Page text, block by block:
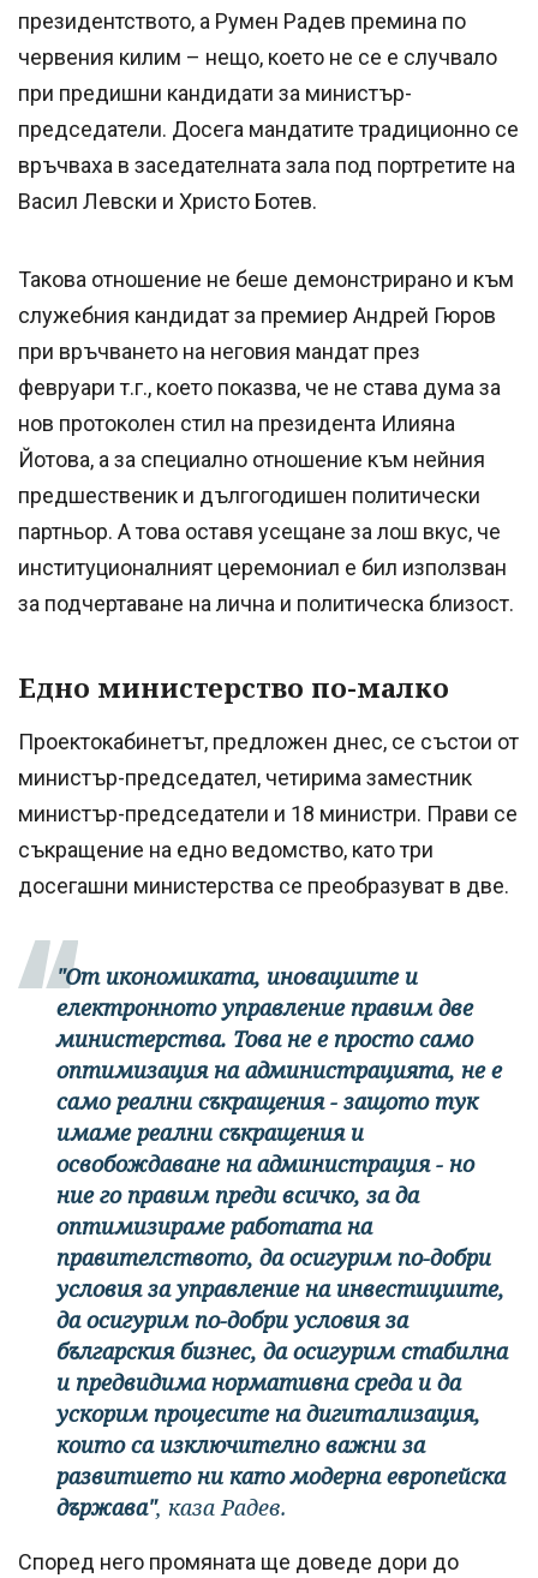
президентството, а Румен Радев премина по
червения килим – нещо, което не се е случвало
при предишни кандидати за министър-
председатели. Досега мандатите традиционно се
връчваха в заседателната зала под портретите на
Васил Левски и Христо Ботев.
Такова отношение не беше демонстрирано и към
служебния кандидат за премиер Андрей Гюров
при връчването на неговия мандат през
февруари т.г., което показва, че не става дума за
нов протоколен стил на президента Илияна
Йотова, а за специално отношение към нейния
предшественик и дългогодишен политически
партньор. А това оставя усещане за лош вкус, че
институционалният церемониал е бил използван
за подчертаване на лична и политическа близост.
Едно министерство по-малко
Проектокабинетът, предложен днес, се състои от
министър-председател, четирима заместник
министър-председатели и 18 министри. Прави се
съкращение на едно ведомство, като три
досегашни министерства се преобразуват в две.
"От икономиката, иновациите и
електронното управление правим две
министерства. Това не е просто само
оптимизация на администрацията, не е
само реални съкращения - защото тук
имаме реални съкращения и
освобождаване на администрация - но
ние го правим преди всичко, за да
оптимизираме работата на
правителството, да осигурим по-добри
условия за управление на инвестициите,
да осигурим по-добри условия за
българския бизнес, да осигурим стабилна
и предвидима нормативна среда и да
ускорим процесите на дигитализация,
които са изключително важни за
развитието ни като модерна европейска
държава", каза Радев.
Според него промяната ще доведе дори до